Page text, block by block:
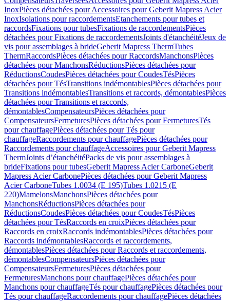
InoxPièces détachées pour Accessoires pour Geberit Mapress Acier
InoxIsolations pour raccordementsEtanchements pour tubes et
raccordsFixations pour tubesFixations de raccordementsPièces
détachées pour Fixations de raccordementsJoints d'étanchéitéJeux de
vis pour assemblages à brideGeberit Mapress ThermTubes
ThermRaccordsPièces détachées pour RaccordsManchonsPièces
détachées pour ManchonsRéductionsPièces détachées pour
RéductionsCoudesPièces détachées pour CoudesTésPièces
détachées pour TésTransitions indémontablesPièces détachées pour
Transitions indémontablesTransitions et raccords, démontablesPièces
détachées pour Transitions et raccords,
démontablesCompensateursPièces détachées pour
CompensateursFermeturesPièces détachées pour FermeturesTés
pour chauffagePièces détachées pour Tés pour
chauffageRaccordements pour chauffagePièces détachées pour
Raccordements pour chauffageAccessoires pour Geberit Mapress
ThermJoints d’étanchéitéPacks de vis pour assemblages à
brideFixations pour tubesGeberit Mapress Acier CarboneGeberit
Mapress Acier CarbonePièces détachées pour Geberit Mapress
Acier CarboneTubes 1.0034 (E 195)Tubes 1.0215 (E
220)MamelonsManchonsPièces détachées pour
ManchonsRéductionsPièces détachées pour
RéductionsCoudesPièces détachées pour CoudesTésPièces
détachées pour TésRaccords en croixPièces détachées pour
Raccords en croixRaccords indémontablesPièces détachées pour
Raccords indémontablesRaccords et raccordements,
démontablesPièces détachées pour Raccords et raccordements,
démontablesCompensateursPièces détachées pour
CompensateursFermeturesPièces détachées pour
FermeturesManchons pour chauffagePièces détachées pour
Manchons pour chauffageTés pour chauffagePièces détachées pour
Tés pour chauffageRaccordements pour chauffagePièces détachées